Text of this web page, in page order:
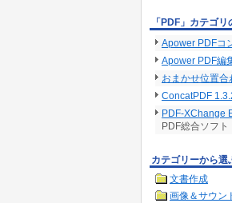
「PDF」カテゴ
Apower PDFコ
Apower PDF編
おまかせ位置合
ConcatPDF
PDF-XChange
PDF総合ソフト
カテゴリーから選
文書作成
画像＆サウン